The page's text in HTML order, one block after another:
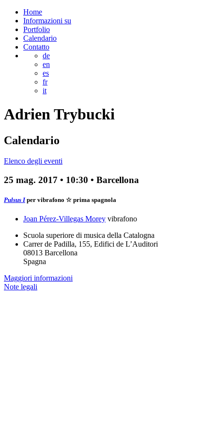
Home
Informazioni su
Portfolio
Calendario
Contatto
de
en
es
fr
it
AdrienTrybucki
Calendario
Elenco degli eventi
25 mag. 2017 • 10:30 • Barcellona
Pulsus I per vibrafono ☆ prima spagnola
Joan Pérez-Villegas Morey vibrafono
Scuola superiore di musica della Catalogna
Carrer de Padilla, 155, Edifici de L’Auditori
08013 Barcellona
Spagna
Maggiori informazioni
Note legali